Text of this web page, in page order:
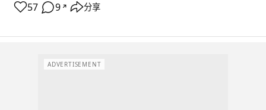
57 9 ↗ 分享
ADVERTISEMENT